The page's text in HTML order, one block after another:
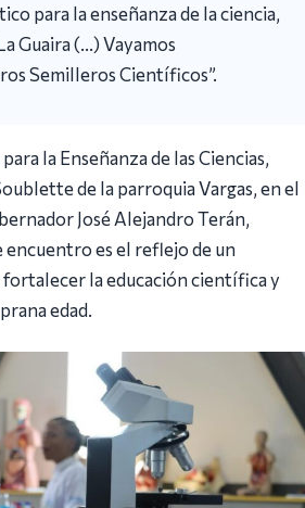
para la enseñanza de la ciencia,
Guaira (…) Vayamos
Semilleros Científicos”.
la Enseñanza de las Ciencias,
de la parroquia Vargas, en el
José Alejandro Terán,
encuentro es el reflejo de un
la educación científica y
edad.